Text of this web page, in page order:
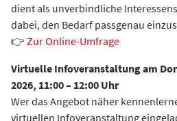
dient als unverbindliche
dabei, den Bedarf passgenau
👉 Zur Online-Umfrage
Virtuelle Infoveranstaltung am
2026, 11:00 – 12:00 Uhr
Wer das Angebot näher
virtuellen Infoveranstaltung